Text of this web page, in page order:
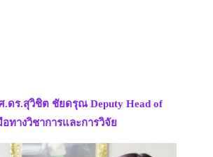
ร.สุวิชิต ชัยดรุณ Deputy Head of
ทางวิชาการและการวิจัย